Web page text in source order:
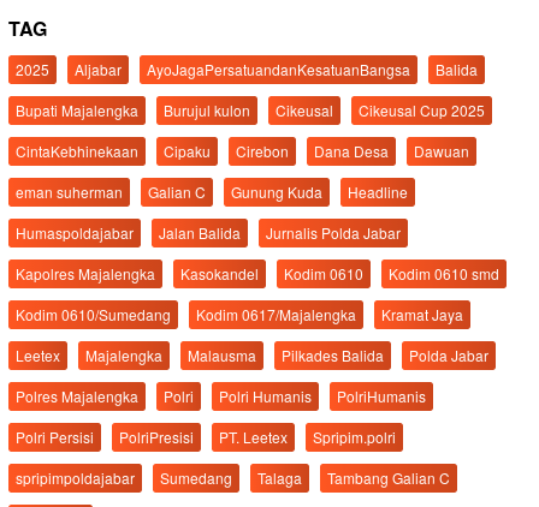
TAG
2025 Aljabar AyoJagaPersatuandanKesatuanBangsa
Balida
Bupati Majalengka
Burujul kulon Cikeusal
Cikeusal Cup 2025
CintaKebhinekaan
Cipaku Cirebon Dana Desa
Dawuan
eman suherman
Galian C Gunung Kuda
Headline
Humaspoldajabar
Jalan Balida
Jurnalis Polda Jabar
Kapolres Majalengka
Kasokandel Kodim 0610
Kodim 0610 smd
Kodim 0610/Sumedang
Kodim 0617/Majalengka
Kramat Jaya
Leetex
Majalengka Malausma Pilkades Balida
Polda Jabar
Polres Majalengka
Polri Polri Humanis
PolriHumanis
Polri Persisi
PolriPresisi PT. Leetex
Spripim.polri
spripimpoldajabar
Sumedang Talaga
Tambang Galian C